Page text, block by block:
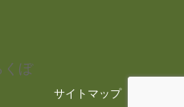
くぼ
サイトマップ